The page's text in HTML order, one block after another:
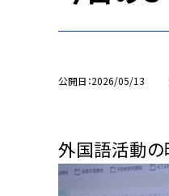
公開日 2026/05/13
外国語活動の